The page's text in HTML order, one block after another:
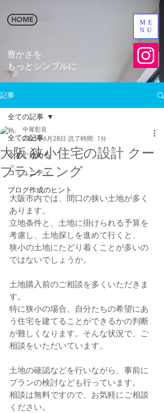
HOME
​豊かさを
​もっとシンプルに
ME
NU
記事
全ての記事
今すぐ始める
コミュニティ
ブログ作成のヒント
全ての記事
大阪 狭小住宅の設計 クー
プランニング
中尾彰良
2025年6月28日 読了時間: 1分
大阪市内では、間口の狭い土地が多く
あります。
立地条件と、土地に掛けられる予算を
考慮し、土地探しを進めて行くと、
狭小の土地にたどり着くことが多いの
ではないでしょうか。
土地購入前のご相談を多くいただきま
す。
特に狭小の場合、自分たちの希望にあ
う住宅を建てることができるかの判断
が難しくなります。そんな状況で、ご
相談をいただいています。
土地の確認などを行いながら、事前に
プランの検討なども行っています。
相談は無料ですので、お気軽にご相談
ください。